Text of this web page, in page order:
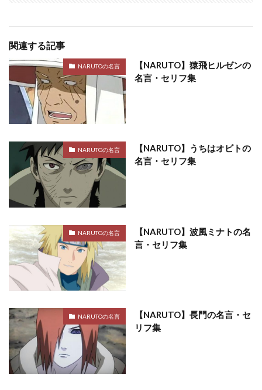
関連する記事
NARUTOの名言
【NARUTO】猿飛ヒルゼンの
名言・セリフ集
NARUTOの名言
【NARUTO】うちはオビトの
名言・セリフ集
NARUTOの名言
【NARUTO】波風ミナトの名
言・セリフ集
NARUTOの名言
【NARUTO】長門の名言・セ
リフ集